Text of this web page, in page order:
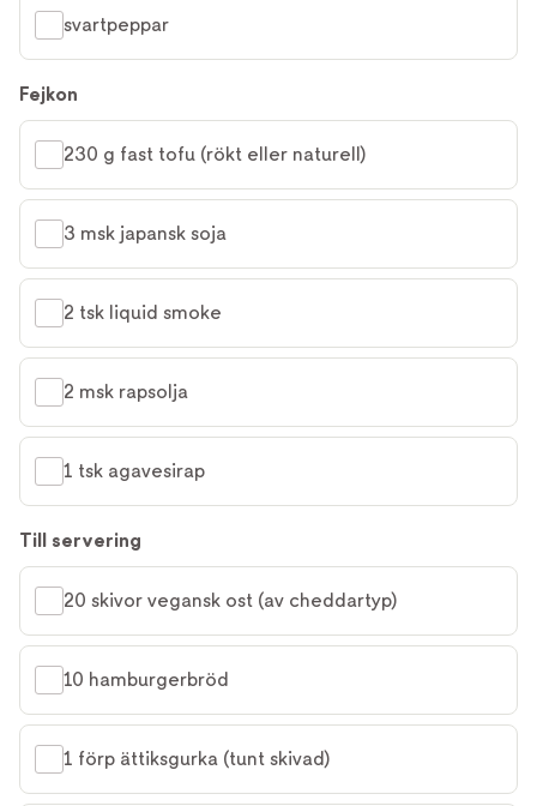
svartpeppar
Fejkon
230 g fast tofu (rökt eller naturell)
3 msk japansk soja
2 tsk liquid smoke
2 msk rapsolja
1 tsk agavesirap
Till servering
20 skivor vegansk ost (av cheddartyp)
10 hamburgerbröd
1 förp ättiksgurka (tunt skivad)